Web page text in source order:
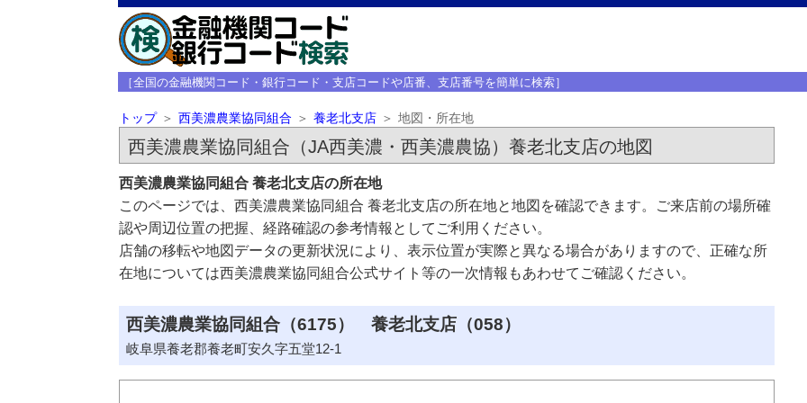
［全国の金融機関コード・銀行コード・支店コードや店番、支店番号を簡単に検索］
トップ 西美濃農業協同組合 養老北支店 地図・所在地
西美濃農業協同組合（JA西美濃・西美濃農協）養老北支店の地図
西美濃農業協同組合 養老北支店の所在地
このページでは、西美濃農業協同組合 養老北支店の所在地と地図を確認できます。ご来店前の場所確
認や周辺位置の把握、経路確認の参考情報としてご利用ください。
店舗の移転や地図データの更新状況により、表示位置が実際と異なる場合がありますので、正確な所
在地については西美濃農業協同組合公式サイト等の一次情報もあわせてご確認ください。
西美濃農業協同組合（6175） 養老北支店（058）
岐阜県養老郡養老町安久字五堂12-1